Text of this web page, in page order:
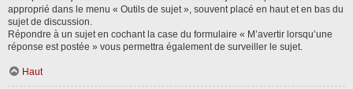
approprié dans le menu « Outils de sujet », souvent placé en haut et en bas du
sujet de discussion.
Répondre à un sujet en cochant la case du formulaire « M’avertir lorsqu’une
réponse est postée » vous permettra également de surveiller le sujet.
Haut